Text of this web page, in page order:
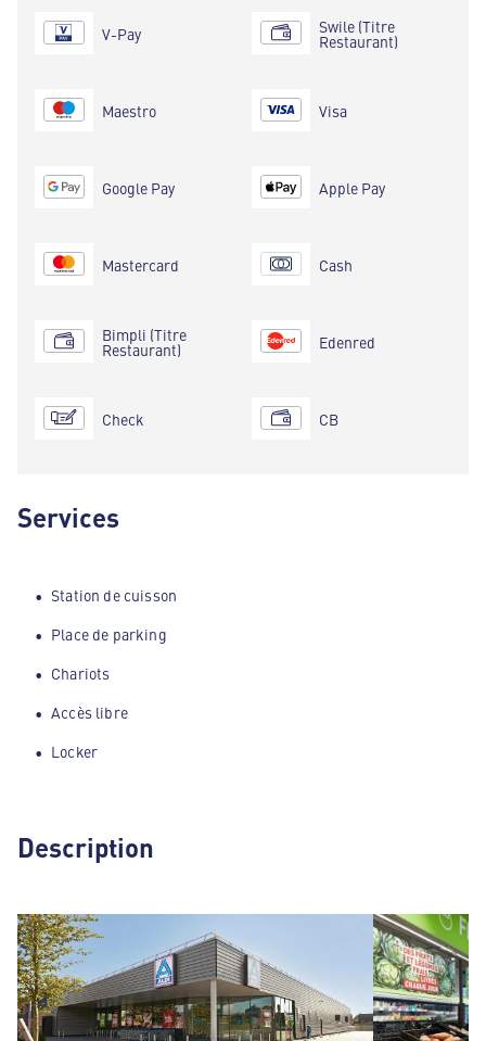
V-Pay
Maestro
Google Pay
Mastercard
Bimpli (Titre
Restaurant)
Check
Swile (Titre
Restaurant)
Visa
Apple Pay
Cash
Edenred
CB
Services
Station de cuisson
Place de parking
Chariots
Accès libre
Locker
Description